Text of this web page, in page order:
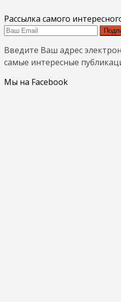
Рассылка самого
Введите Ваш адрес
самые интересные
Мы на Facebook